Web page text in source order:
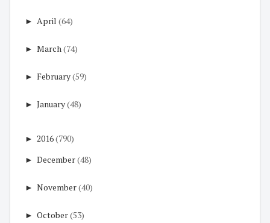
► April (64)
► March(74)
► February(59)
► January(48)
► 2016(790)
► December(48)
► November(40)
► October(53)